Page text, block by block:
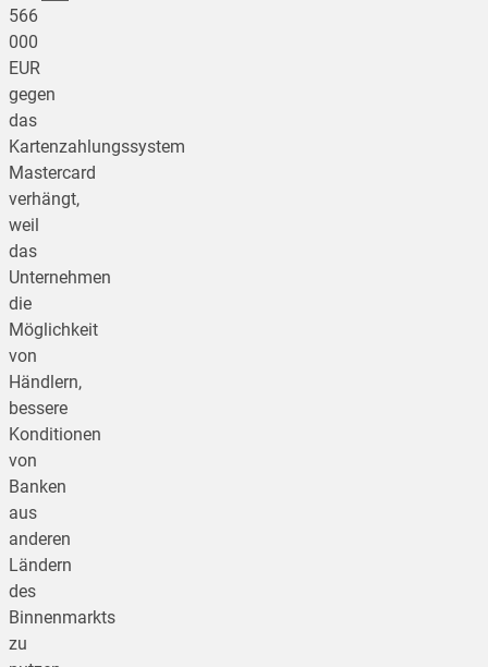
566
000
EUR
gegen
das
Kartenzahlungssystem
Mastercard
verhängt,
weil
das
Unternehmen
die
Möglichkeit
von
Händlern,
bessere
Konditionen
von
Banken
aus
anderen
Ländern
des
Binnenmarkts
zu